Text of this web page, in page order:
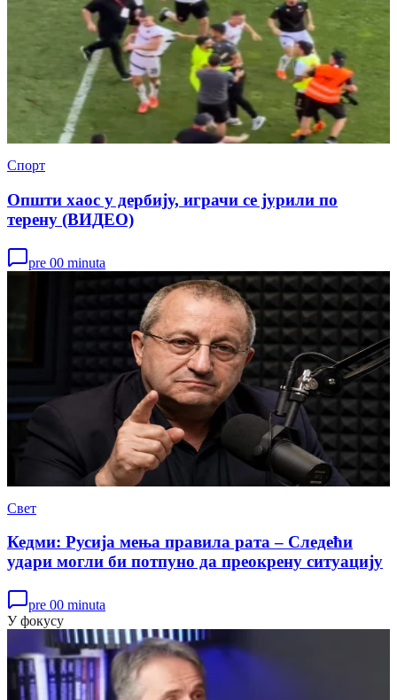
Спорт
Општи хаос у дербију, играчи се јурили по
терену (ВИДЕО)
pre 00 minuta
Свет
Кедми: Русија мења правила рата – Следећи
удари могли би потпуно да преокрену ситуацију
pre 00 minuta
У фокусу